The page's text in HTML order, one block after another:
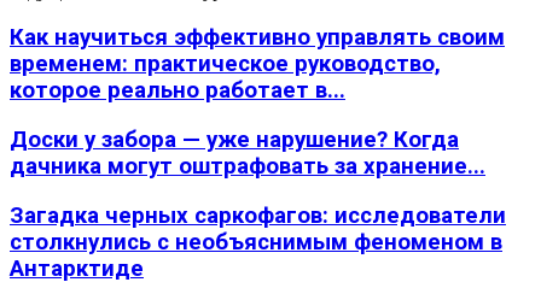
Как научиться эффективно управлять своим
временем: практическое руководство,
которое реально работает в...
Доски у забора — уже нарушение? Когда
дачника могут оштрафовать за хранение...
Загадка черных саркофагов: исследователи
столкнулись с необъяснимым феноменом в
Антарктиде